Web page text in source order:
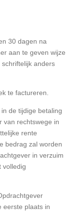
30 dagen na
aan te geven wijze
anders
te factureren.
de tijdige betaling
van rechtswege in
rente
bedrag zal worden
in verzuim
volledig
eerste plaats in